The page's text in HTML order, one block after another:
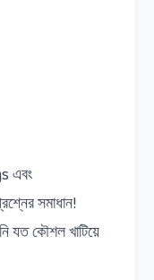
এবং
সমাধান!
যত কৌশল খাটিয়ে